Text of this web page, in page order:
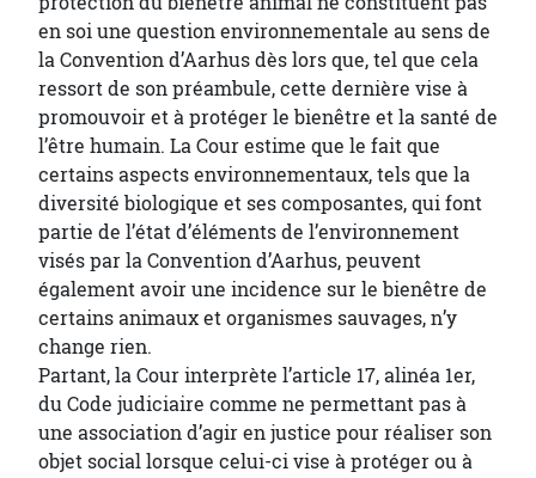
en soi une question environnementale au sens de
la Convention d’Aarhus dès lors que, tel que cela
ressort de son préambule, cette dernière vise à
promouvoir et à protéger le bienêtre et la santé de
l’être humain. La Cour estime que le fait que
certains aspects environnementaux, tels que la
diversité biologique et ses composantes, qui font
partie de l’état d’éléments de l’environnement
visés par la Convention d’Aarhus, peuvent
également avoir une incidence sur le bienêtre de
certains animaux et organismes sauvages, n’y
change rien.
Partant, la Cour interprète l’article 17, alinéa 1er,
du Code judiciaire comme ne permettant pas à
une association d’agir en justice pour réaliser son
objet social lorsque celui-ci vise à protéger ou à